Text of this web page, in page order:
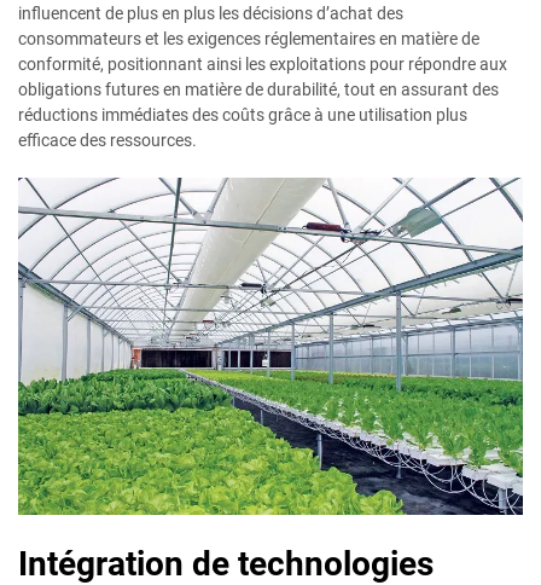
influencent de plus en plus les décisions d’achat des
consommateurs et les exigences réglementaires en matière de
conformité, positionnant ainsi les exploitations pour répondre aux
obligations futures en matière de durabilité, tout en assurant des
réductions immédiates des coûts grâce à une utilisation plus
efficace des ressources.
Intégration de technologies